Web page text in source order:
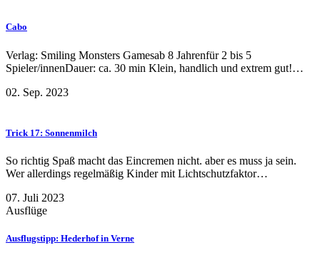
Cabo
Verlag: Smiling Monsters Gamesab 8 Jahrenfür 2 bis 5
Spieler/innenDauer: ca. 30 min Klein, handlich und extrem gut!…
02. Sep. 2023
Trick 17: Sonnenmilch
So richtig Spaß macht das Eincremen nicht. aber es muss ja sein.
Wer allerdings regelmäßig Kinder mit Lichtschutzfaktor…
07. Juli 2023
Ausflüge
Ausflugstipp: Hederhof in Verne